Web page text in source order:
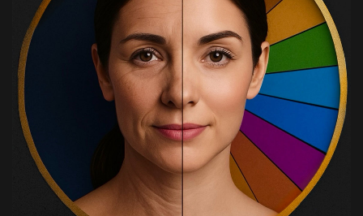
Şakak Germe (Temporal Lift)
Alın Germe
Üst Yüz Şekillendirme Ameliyatı
Üst Göz Kapağı Estetiği
Alt Göz Kapağı Estetiği
Yağ Enjeksiyonu
Bişektomi